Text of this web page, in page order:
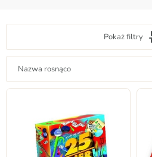
Pokaż filtry
Nazwa rosnąco